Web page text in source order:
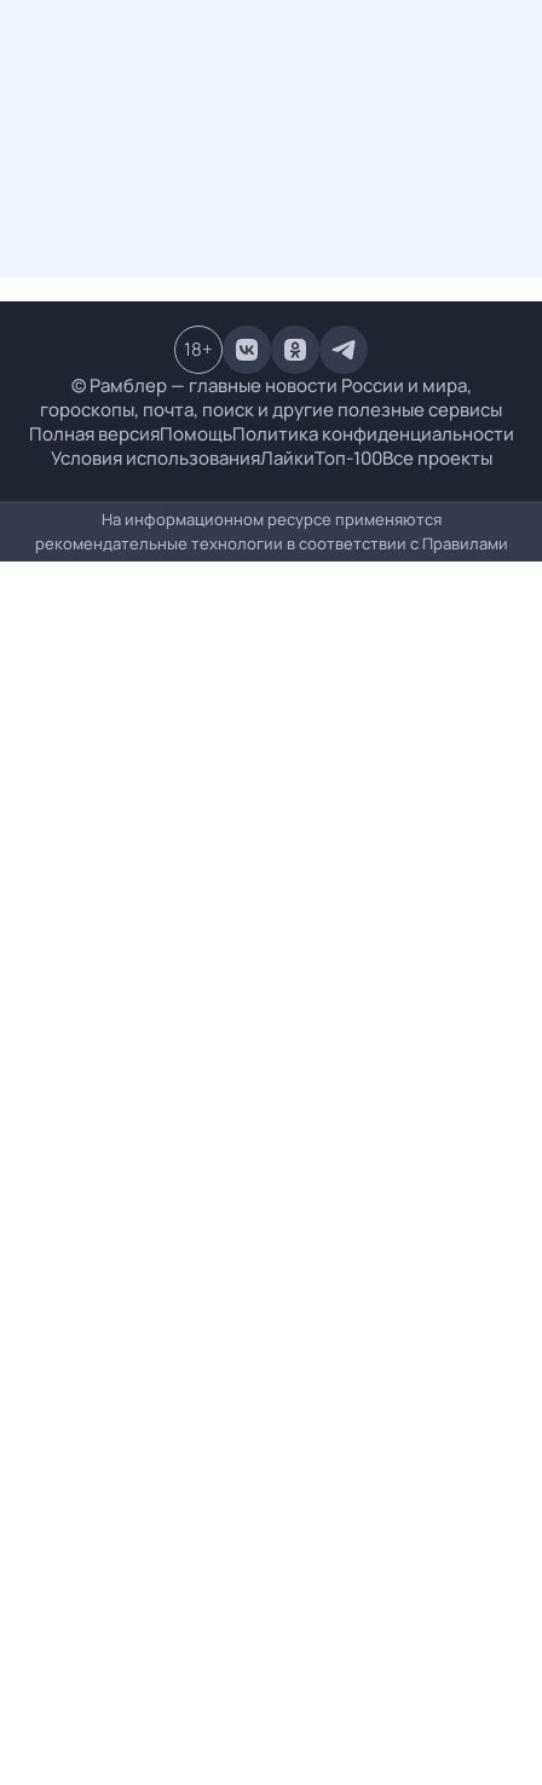
© Рамблер — главные новости России и мира,
гороскопы, почта, поиск и другие полезные сервисы
Полная версияПомощьПолитика конфиденциальности
Условия использованияЛайкиТоп-100Все проекты
18+
На информационном ресурсе применяются
рекомендательные технологии в соответствии с Правилами